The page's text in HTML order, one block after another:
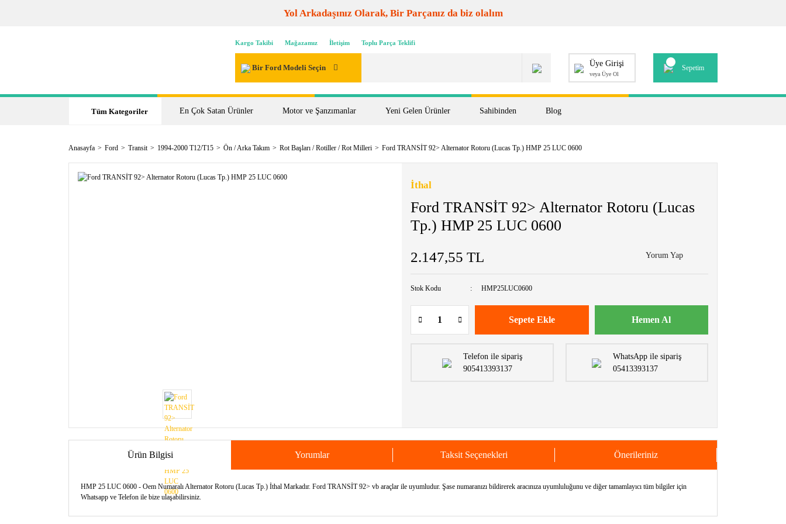
Yol Arkadaşınız Olarak, Bir Parçanız da biz olalım
Kargo Takibi Mağazamız İletişim Toplu Parça Teklifi
Bir Ford Modeli Seçin Üye Girişi
veya Üye Ol
Sepetim
Tüm Kategoriler En Çok Satan Ürünler Motor ve Şanzımanlar Yeni Gelen Ürünler Sahibinden Blog
Anasayfa Ford Transit 1994-2000 T12/T15 Ön / Arka Takım Rot Başları / Rotiller / Rot Milleri Ford TRANSİT 92> Alternator Rotoru (Lucas Tp.) HMP 25 LUC 0600
İthal
Ford TRANSİT 92> Alternator Rotoru (Lucas
Tp.) HMP 25 LUC 0600
2.147,55 TL Yorum Yap
Stok Kodu HMP25LUC0600
Sepete Ekle Hemen Al
Telefon ile sipariş
905413393137
WhatsApp ile sipariş
05413393137
Ürün Bilgisi Yorumlar Taksit Seçenekleri Önerileriniz
HMP 25 LUC 0600 - Oem Numaralı Alternator Rotoru (Lucas Tp.) İthal Markadır. Ford TRANSİT 92> vb araçlar ile uyumludur. Şase numaranızı bildirerek aracınıza uyumluluğunu ve diğer tamamlayıcı tüm bilgiler için
Whatsapp ve Telefon ile bize ulaşabilirsiniz.